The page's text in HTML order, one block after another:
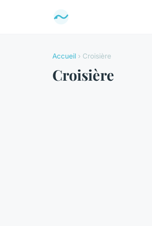
Accueil › Croisière
Croisière